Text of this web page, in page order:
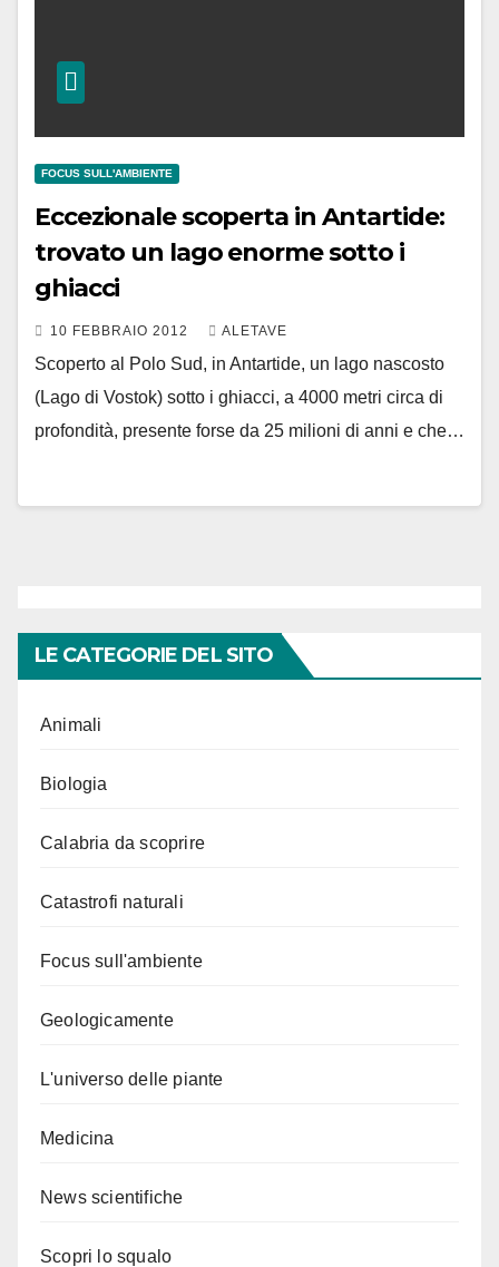
FOCUS SULL'AMBIENTE
Eccezionale scoperta in Antartide:
trovato un lago enorme sotto i
ghiacci
10 FEBBRAIO 2012 ALETAVE
Scoperto al Polo Sud, in Antartide, un lago nascosto
(Lago di Vostok) sotto i ghiacci, a 4000 metri circa di
profondità, presente forse da 25 milioni di anni e che…
LE CATEGORIE DEL SITO
Animali
Biologia
Calabria da scoprire
Catastrofi naturali
Focus sull'ambiente
Geologicamente
L'universo delle piante
Medicina
News scientifiche
Scopri lo squalo